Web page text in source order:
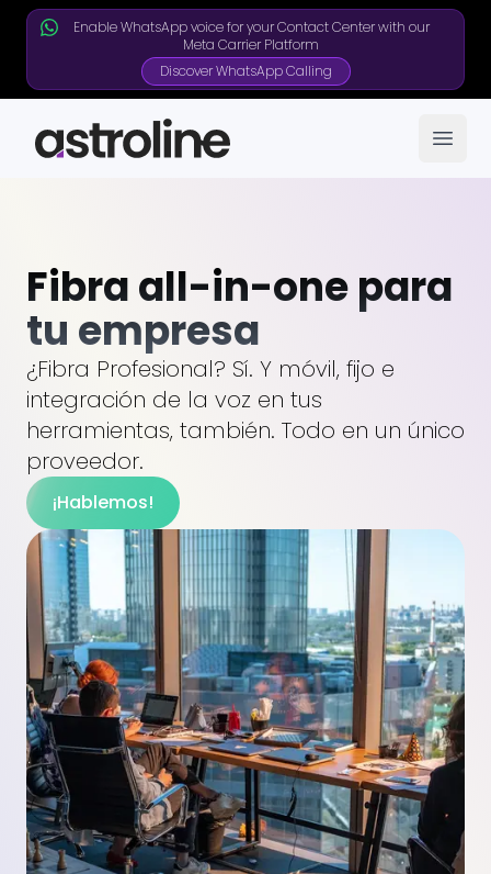
Enable WhatsApp voice for your Contact Center with our
Meta Carrier Platform
Discover WhatsApp Calling
Fibra all-in-one para
tu empresa
¿Fibra Profesional? Sí. Y móvil, fijo e
integración de la voz en tus
herramientas, también. Todo en un único
proveedor.
¡Hablemos!